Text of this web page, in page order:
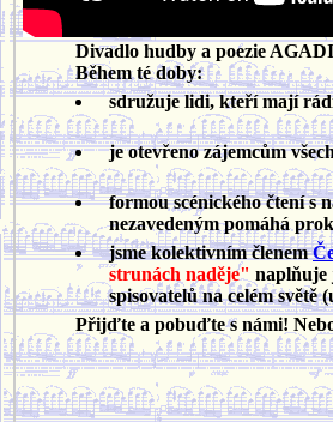
Divadlo hudby a poezie
Během té doby:
sdružuje lidi, kteří mají
je otevřeno zájemcům
formou scénického čtení s
nezavedeným pomáhá
jsme kolektivním členem
strunách naděje" naplňuje
spisovatelů na celém světě
Přijďte a pobuďte s námi!